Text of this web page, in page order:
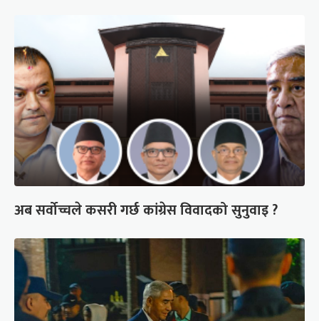
अब सर्वोच्चले कसरी गर्छ कांग्रेस विवादको सुनुवाइ ?